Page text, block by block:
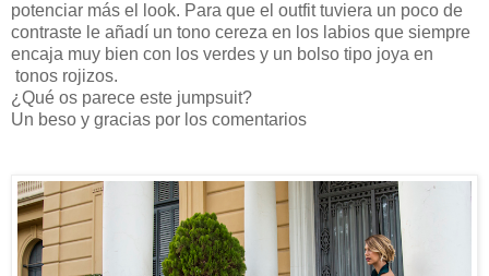
potenciar más el look. Para que el outfit tuviera un poco de
contraste le añadí un tono cereza en los labios que siempre
encaja muy bien con los verdes y un bolso tipo joya en
tonos rojizos.
¿Qué os parece este jumpsuit?
Un beso y gracias por los comentarios